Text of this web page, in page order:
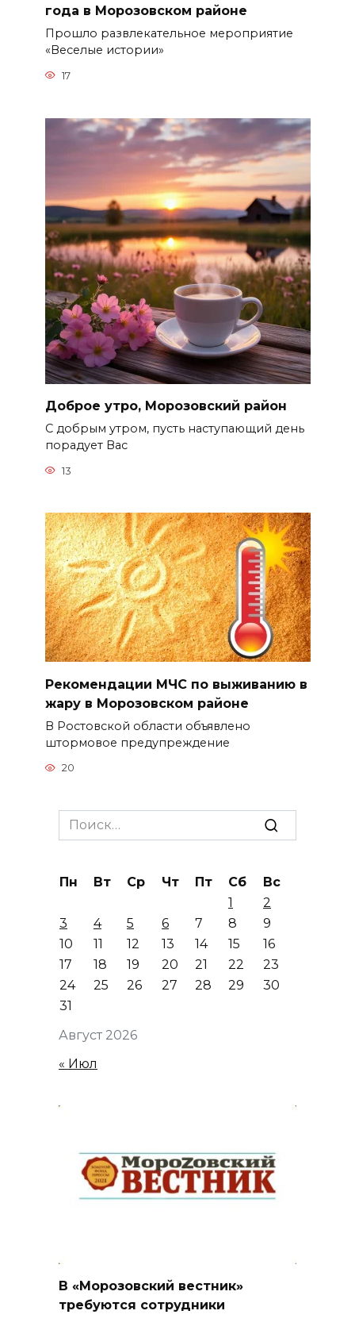
года в Морозовском районе
Прошло развлекательное мероприятие
«Веселые истории»
17
Доброе утро, Морозовский район
С добрым утром, пусть наступающий день
порадует Вас
13
Рекомендации МЧС по выживанию в
жару в Морозовском районе
В Ростовской области объявлено
штормовое предупреждение
20
Search
for:
Август 2026
Пн Вт Ср Чт Пт Сб
Вс
1
2
3
4 5 6 7 8
9
10
11 12 13 14 15
16
17
18 19 20 21 22
23
24
25 26 27 28 29
30
31
« Июл
В «Морозовский вестник»
требуются сотрудники